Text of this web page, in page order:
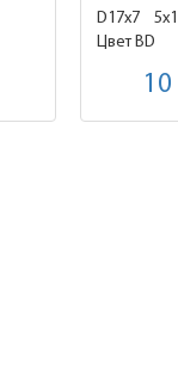
D17x7
Цвет BD
10